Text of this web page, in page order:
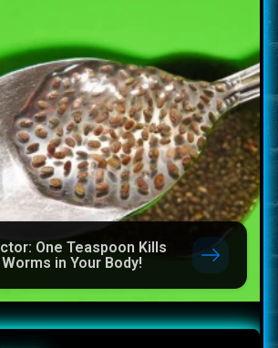
One Teaspoon Kills
in Your Body!